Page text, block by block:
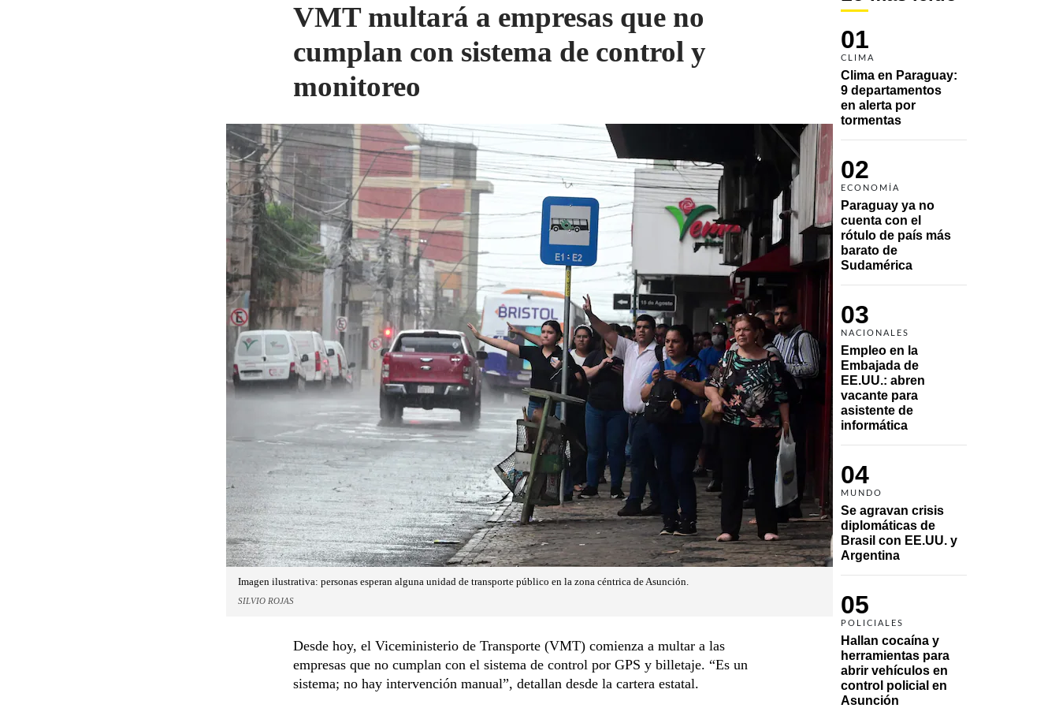
01
CLIMA
Clima en Paraguay:
9 departamentos
en alerta por
tormentas
02
ECONOMÍA
Paraguay ya no
cuenta con el
rótulo de país más
barato de
Sudamérica
03
NACIONALES
Empleo en la
Embajada de
EE.UU.: abren
vacante para
asistente de
informática
04
MUNDO
Se agravan crisis
diplomáticas de
Brasil con EE.UU. y
Argentina
05
POLICIALES
Hallan cocaína y
herramientas para
abrir vehículos en
control policial en
Asunción
VMT multará a empresas que no
cumplan con sistema de control y
monitoreo
Imagen ilustrativa: personas esperan alguna unidad de transporte público en la zona céntrica de Asunción.
SILVIO ROJAS
Desde hoy, el Viceministerio de Transporte (VMT) comienza a multar a las
empresas que no cumplan con el sistema de control por GPS y billetaje. “Es un
sistema; no hay intervención manual”, detallan desde la cartera estatal.